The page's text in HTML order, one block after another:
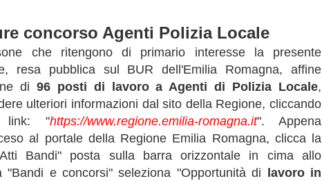
concorso Agenti Polizia Locale
che ritengono di primario interesse la presente
resa pubblica sul BUR dell'Emilia Romagna, affine
di 96 posti di lavoro a Agenti di Polizia Locale,
ulteriori informazioni dal sito della Regione, cliccando
link: "https://www.regione.emilia-romagna.it". Appena
al portale della Regione Emilia Romagna, clicca la
Bandi" posta sulla barra orizzontale in cima allo
"Bandi e concorsi" seleziona "Opportunità di
lavoro in